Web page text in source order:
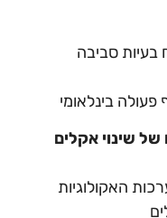
בעיות סביבה
שינוי אקלים